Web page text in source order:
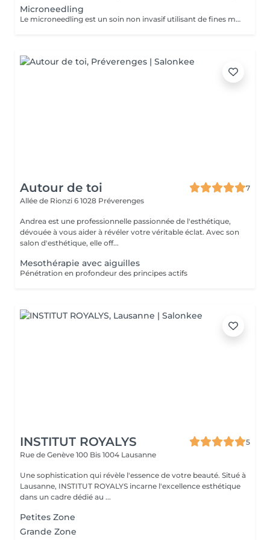
Microneedling
Le microneedling est un soin non invasif utilisant de fines micro-aiguilles (0.5) pour faire pénétrer des sérums ciblés. Il stimule l'autoguérison de la peau, booste la production de collagène et d'élastine, pour une peau plus ferme, lisse et éclatante.
Autour de toi
7
Allée de Rionzi 6 1028 Préverenges
Andrea est une professionnelle passionnée de l'esthétique,
dévouée à vous aider à révéler votre véritable éclat. Avec son
salon d'esthétique, elle off...
Mesothérapie avec aiguilles
Pénétration en profondeur des principes actifs
INSTITUT ROYALYS
5
Rue de Genève 100 Bis 1004 Lausanne
Une sophistication qui révèle l'essence de votre beauté. Situé à
Lausanne, INSTITUT ROYALYS incarne l'excellence esthétique
dans un cadre dédié au ...
Petites Zone
Grande Zone